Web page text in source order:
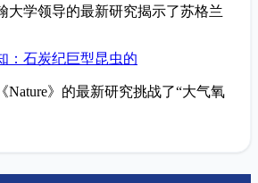
大学领导的最新研究揭示了苏格兰
：石炭纪巨型昆虫的
Nature》的最新研究挑战了“大气氧